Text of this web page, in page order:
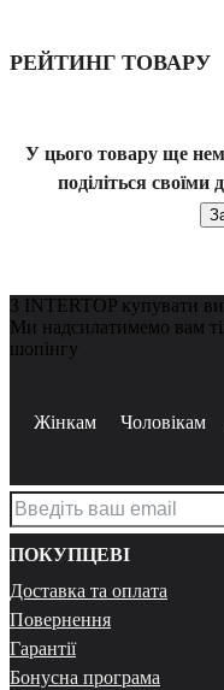
РЕЙТИНГ ТОВАРУ
У цього товару ще
поділіться
З INTERTOP купувати
Ми надсилатимемо вам
шопінгу
Жінкам Чоловікам
ПОКУПЦЕВІ
Доставка та оплата
Повернення
Гарантії
Бонусна програма